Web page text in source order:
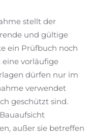
stellt der
und gültige
ein Prüfbuch noch
vorläufige
dürfen nur im
verwendet
geschützt sind.
außer sie betreffen